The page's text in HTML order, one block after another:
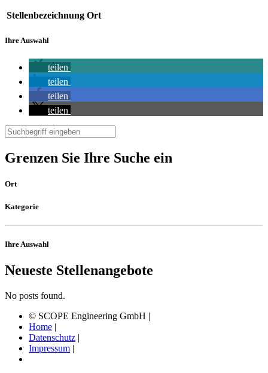
Stellenbezeichnung Ort
Ihre Auswahl
teilen
teilen
teilen
teilen
Suchen
nach:
Grenzen Sie Ihre Suche ein
Ort
Kategorie
Ihre Auswahl
Neueste Stellenangebote
No posts found.
© SCOPE Engineering GmbH |
Home |
Datenschutz |
Impressum |